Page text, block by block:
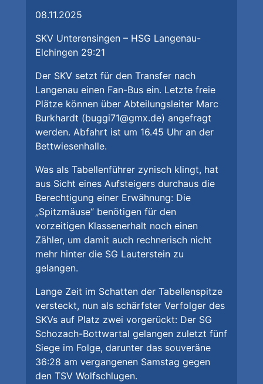
08.11.2025
SKV Unterensingen – HSG Langenau-
Elchingen 29:21
Der SKV setzt für den Transfer nach
Langenau einen Fan-Bus ein. Letzte freie
Plätze können über Abteilungsleiter Marc
Burkhardt (buggi71@gmx.de) angefragt
werden. Abfahrt ist um 16.45 Uhr an der
Bettwiesenhalle.
Was als Tabellenführer zynisch klingt, hat
aus Sicht eines Aufsteigers durchaus die
Berechtigung einer Erwähnung: Die
„Spitzmäuse“ benötigen für den
vorzeitigen Klassenerhalt noch einen
Zähler, um damit auch rechnerisch nicht
mehr hinter die SG Lauterstein zu
gelangen.
Lange Zeit im Schatten der Tabellenspitze
versteckt, nun als schärfster Verfolger des
SKVs auf Platz zwei vorgerückt: Der SG
Schozach-Bottwartal gelangen zuletzt fünf
Siege im Folge, darunter das souveräne
36:28 am vergangenen Samstag gegen
den TSV Wolfschlugen.